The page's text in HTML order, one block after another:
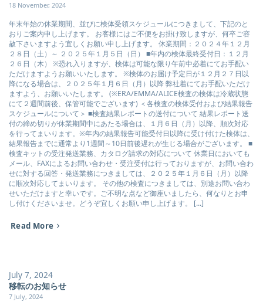
18 November, 2024
年末年始の休業期間、並びに検体受領スケジュールにつきまして、下記のと
おりご案内申し上げます。 お客様にはご不便をお掛け致しますが、何卒ご容
赦下さいますよう宜しくお願い申し上げます。 休業期間：２０２４年１２月
２８日（土）～ ２０２５年１月５日（日） ■年内の検体最終受付日：１２月
２６日（木） ※恐れ入りますが、検体は可能な限り午前中必着にてお手配い
ただけますようお願いいたします。 ※検体のお届け予定日が１２月２７日以
降になる場合は、２０２５年１月６日（月）以降 弊社着にてお手配いただけ
ますよう、お願いいたします。 (※ERA/EMMA/ALICE検査の検体は冷蔵状態
にて２週間前後、保管可能でございます) ＜各検査の検体受付および結果報告
スケジュールについて＞ ■検査結果レポートの送付について 結果レポート送
付の締め切りが休業期間中にあたる場合は、１月６日（月）以降、順次対応
を行ってまいります。※年内の結果報告可能受付日以降に受け付けた検体は、
結果報告までに通常より1週間～10日前後遅れが生じる場合がございます。 ■
検査キットの受注発送業務、カタログ請求の対応について 休業日においても
メール、FAXによるお問い合わせ・受注受付は行っておりますが、お問い合わ
せに対する回答・発送業務につきましては、２０２５年１月６日（月）以降
に順次対応してまいります。 その他の検査につきましては、別途お問い合わ
せいただけますと幸いです。ご不明な点など御座いましたら、何なりとお申
し付けくださいませ。どうぞ宜しくお願い申し上げます。 [...]
Read More
July 7, 2024
移転のお知らせ
7 July, 2024